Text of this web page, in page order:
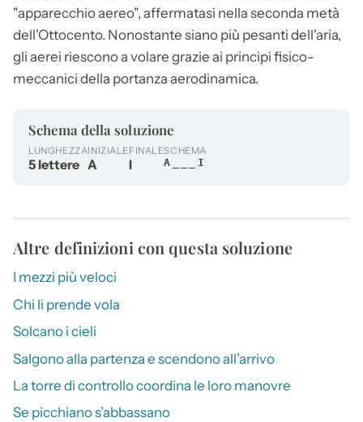
"apparecchio aereo", affermatasi nella seconda metà
dell'Ottocento. Nonostante siano più pesanti dell'aria,
gli aerei riescono a volare grazie ai principi fisico-
meccanici della portanza aerodinamica.
Schema della soluzione
LUNGHEZZA
5 lettere
INIZIALE
A
FINALE
I
SCHEMA
A___I
Altre definizioni con questa soluzione
I mezzi più veloci
Chi li prende vola
Solcano i cieli
Salgono alla partenza e scendono all’arrivo
La torre di controllo coordina le loro manovre
Se picchiano s’abbassano